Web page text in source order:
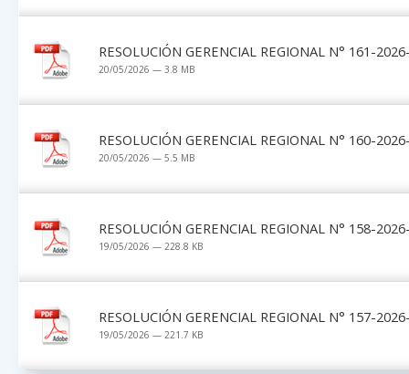
RESOLUCIÓN GERENCIAL REGIONAL N° 161-
20/05/2026 — 3.8 MB
RESOLUCIÓN GERENCIAL REGIONAL N° 160-
20/05/2026 — 5.5 MB
RESOLUCIÓN GERENCIAL REGIONAL N° 158-
19/05/2026 — 228.8 KB
RESOLUCIÓN GERENCIAL REGIONAL N° 157-
19/05/2026 — 221.7 KB